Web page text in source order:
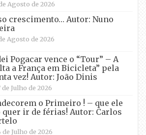
Agosto de 2026
crescimento… Autor: Nuno
Agosto de 2026
Pogacar vence o “Tour” – A
a França em Bicicleta” pela
vez! Autor: João Dinis
de Julho de 2026
o Primeiro ! – que ele
quer ir de férias! Autor: Carlos
de Julho de 2026